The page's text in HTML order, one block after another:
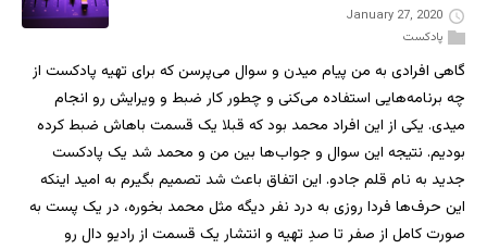
January 27, 2020
پادکست
گاهی افرادی به من پیام میدن و سوال می‌پرسن که برای تهیه پادکست از
چه برنامه‌هایی استفاده می‌کنی و چطور کار ضبط و ویرایش رو انجام
میدی. یکی از این افراد محمد بود که قبلا یک قسمت باهاش ضبط کرده
بودیم. نتیجه این سوال و جواب‌ها بین من و محمد شد یک پادکست
جدید به نام قلم جادو. این اتفاق باعث شد تصمیم بگیرم به امید اینکه
این حرف‌ها فردا روزی به درد نفر دیگه مثل محمد بخوره، در یک پست به
صورت کامل از صفر تا صدِ تهیه و انتشار یک قسمت از رادیو دال رو